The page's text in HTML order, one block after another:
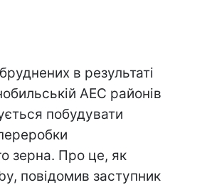
в результаті
АЕС районів
побудувати
зерна. Про це, як
повідомив заступник